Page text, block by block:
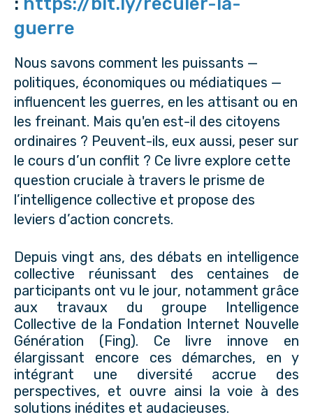
guerre
Nous savons comment les puissants —
politiques, économiques ou médiatiques —
influencent les guerres, en les attisant ou en
les freinant. Mais qu'en est-il des citoyens
ordinaires ? Peuvent-ils, eux aussi, peser sur
le cours d’un conflit ? Ce livre explore cette
question cruciale à travers le prisme de
l’intelligence collective et propose des
leviers d’action concrets.
Depuis vingt ans, des débats en intelligence
collective réunissant des centaines de
participants ont vu le jour, notamment grâce
aux travaux du groupe Intelligence
Collective de la Fondation Internet Nouvelle
Génération (Fing). Ce livre innove en
élargissant encore ces démarches, en y
intégrant une diversité accrue des
perspectives, et ouvre ainsi la voie à des
solutions inédites et audacieuses.